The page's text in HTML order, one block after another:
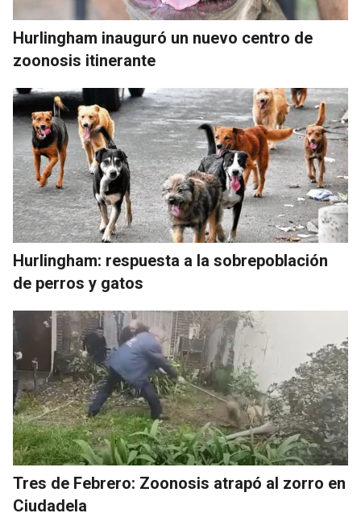
Hurlingham inauguró un nuevo centro de
zoonosis itinerante
Hurlingham: respuesta a la sobrepoblación
de perros y gatos
Tres de Febrero: Zoonosis atrapó al zorro en
Ciudadela